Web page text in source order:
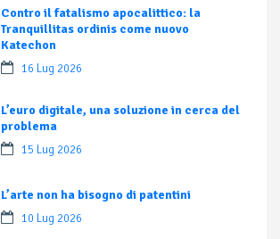
Contro il fatalismo apocalittico: la
Tranquillitas ordinis come nuovo
Katechon
16 Lug 2026
L’euro digitale, una soluzione in cerca del
problema
15 Lug 2026
L’arte non ha bisogno di patentini
10 Lug 2026